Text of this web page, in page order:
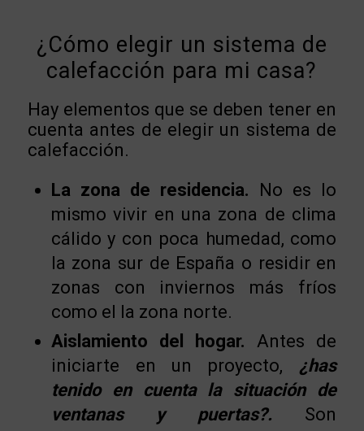
¿Cómo elegir un sistema de
calefacción para mi casa?
Hay elementos que se deben tener en
cuenta antes de elegir un sistema de
calefacción.
La zona de residencia. No es lo
mismo vivir en una zona de clima
cálido y con poca humedad, como
la zona sur de España o residir en
zonas con inviernos más fríos
como el la zona norte.
Aislamiento del hogar. Antes de
iniciarte en un proyecto, ¿has
tenido en cuenta la situación de
ventanas y puertas?.
Son